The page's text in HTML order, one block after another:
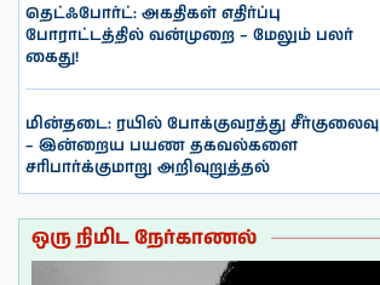
தெட்ஃபோர்ட்: அகதிகள் எதிர்ப்பு
போராட்டத்தில் வன்முறை – மேலும் பலர்
கைது!
மின்தடை: ரயில் போக்குவரத்து சீர்குலைவு
– இன்றைய பயண தகவல்களை
சரிபார்க்குமாறு அறிவுறுத்தல்
ஒரு நிமிட நேர்காணல்